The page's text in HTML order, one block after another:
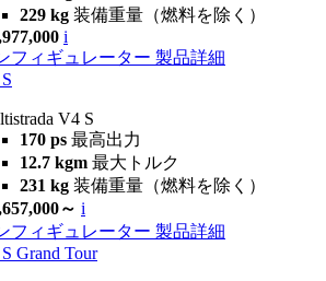
229 kg 装備重量（燃料を除く）
i
フィギュレーター 製品詳細
V4 S
170 ps 最高出力
12.7 kgm 最大トルク
231 kg 装備重量（燃料を除く）
～ i
フィギュレーター 製品詳細
Grand Tour